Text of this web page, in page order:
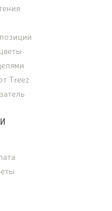
ресторанов, офисов,
и других мероприятий.
Treez